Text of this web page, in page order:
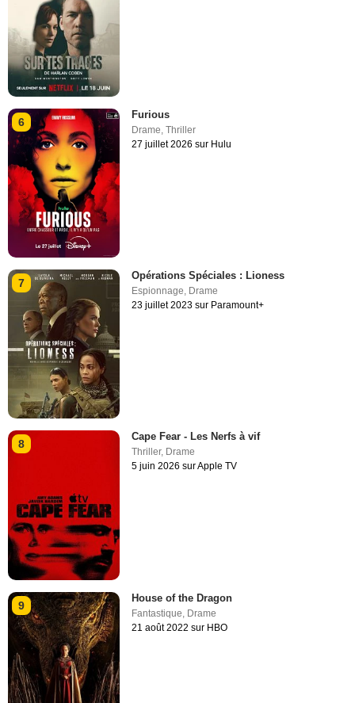
6
Furious
Drame ,Thriller
27 juillet 2026 sur Hulu
7
Opérations Spéciales : Lioness
Espionnage, Drame
23 juillet 2023 sur Paramount+
8
Cape Fear - Les Nerfs à vif
Thriller, Drame
5 juin 2026 sur Apple TV
9
House of the Dragon
Fantastique Drame
21 août 2022 sur HBO